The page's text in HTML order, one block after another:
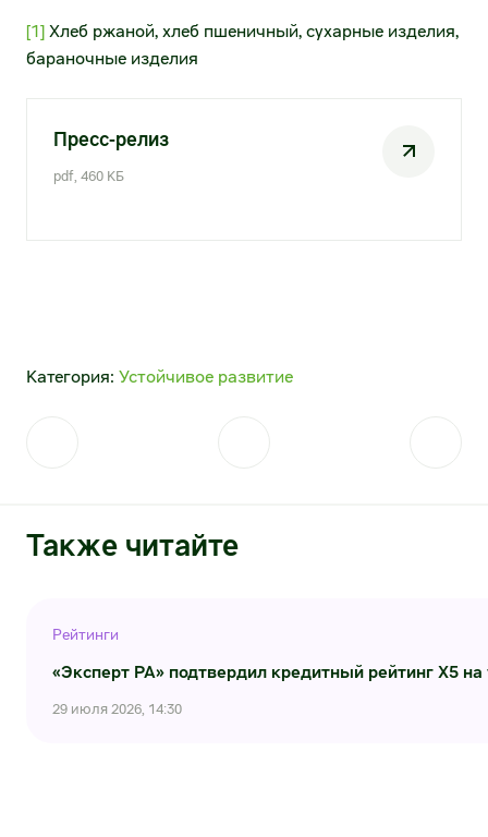
торгово-технологического и холодильного
оборудования
[1]Хлеб ржаной, хлеб пшеничный, сухарные изделия,
бараночные изделия
Пресс-релиз
pdf, 460 КБ
Категория: Устойчивое развитие
Также читайте
Рейтинги
«Эксперт РА» подтвердил кредитный рейтинг X5
29 июля 2026, 14:30